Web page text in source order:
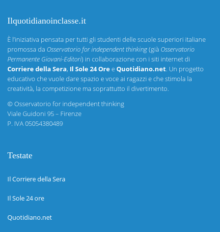
Ilquotidianoinclasse.it
È l’iniziativa pensata per tutti gli studenti delle scuole superiori italiane
promossa da Osservatorio for independent thinking(già Osservatorio
Permanente Giovani-Editori) in collaborazione con i siti internet di
Corriere della Sera, Il Sole 24 OreeQuotidiano.net. Un progetto
educativo che vuole dare spazio e voce ai ragazzi e che stimola la
creatività, la competizione ma soprattutto il divertimento.
©Osservatorio for independent thinking
Viale Guidoni 95 – Firenze
P. IVA 05054380489
Testate
Il Corriere della Sera
Il Sole 24 ore
Quotidiano.net